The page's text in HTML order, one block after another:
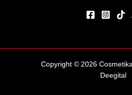
Copyright © 2026
Deegital